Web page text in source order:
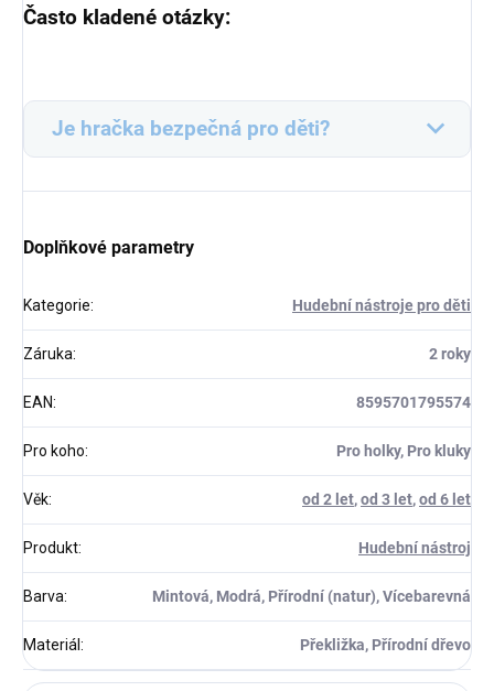
Často kladené otázky:
Je hračka bezpečná pro děti?
Doplňkové parametry
Kategorie: Hudební nástroje pro děti
Záruka: 2 roky
EAN: 8595701795574
Pro koho: Pro holky, Pro kluky
Věk: od 2 let,od 3 let,od 6 let
Produkt: Hudební nástroj
Barva: Mintová, Modrá, Přírodní (natur), Vícebarevná
Materiál: Překližka, Přírodní dřevo